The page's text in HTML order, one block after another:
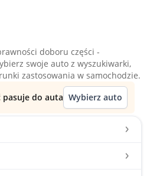
doboru części -
swoje auto z wyszukiwarki,
zastosowania w samochodzie.
pasuje do auta Wybierz auto